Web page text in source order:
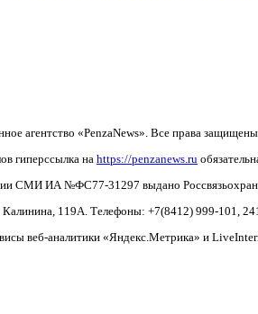
агентство «PenzaNews». Все права
гиперссылка на https://penzanews.ru
СМИ ИА №ФС77-31297 выдано
Калинина, 119А. Телефоны: +7(8412) 999-101,
веб-аналитики «Яндекс.Метрика» и